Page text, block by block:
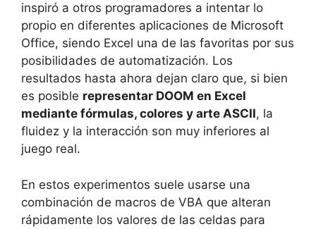
inspiró a otros programadores a intentar lo
propio en diferentes aplicaciones de Microsoft
Office, siendo Excel una de las favoritas por sus
posibilidades de automatización. Los
resultados hasta ahora dejan claro que, si bien
es posible representar DOOM en Excel
mediante fórmulas, colores y arte ASCII, la
fluidez y la interacción son muy inferiores al
juego real.
En estos experimentos suele usarse una
combinación de macros de VBA que alteran
rápidamente los valores de las celdas para